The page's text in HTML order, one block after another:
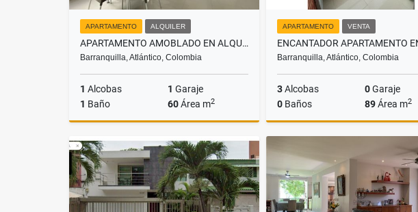
APARTAMENTO ALQUILER
APARTAMENTO AMOBLADO EN ALQUILER, SECTOR PARQUE LA ELECTRIFICADORA
Barranquilla, Atlántico, Colombia
1 Alcobas 1 Garaje
1 Baño 60Área m2
Alquiler
$1.800.000
APARTAMENTO VENTA
Barranquilla, Atlántico, Colombia
3Alcobas 0Garaje
0 Baños 89Área m2
$380.000.000